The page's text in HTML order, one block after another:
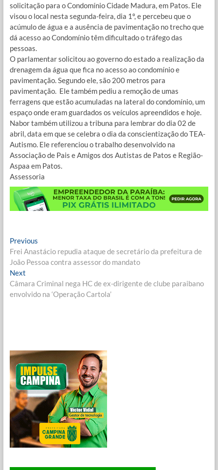
solicitação para o Condomínio Cidade Madura, em Patos. Ele
visou o local nesta segunda-feira, dia 1º, e percebeu que o
acúmulo de água e a ausência de pavimentação no trecho que
dá acesso ao Condomínio têm dificultado o tráfego das
pessoas.
O parlamentar solicitou ao governo do estado a realização da
drenagem da água que fica no acesso ao condomínio e
pavimentação. Segundo ele, são 200 metros para
pavimentação. Ele também pediu a remoção de umas
ferragens que estão acumuladas na lateral do condomínio, um
espaço onde eram guardados os veículos apreendidos e hoje.
Nabor também utilizou a tribuna para lembrar do dia 02 de
abril, data em que se celebra o dia da conscientização do TEA-
Autismo. Ele referenciou o trabalho desenvolvido na
Associação de Pais e Amigos dos Autistas de Patos e Região-
Aspaa em Patos.
Assessoria
Navegação
de
Post
PreviousPrevious
post:
Frei Anastácio repudia ataque de secretário da prefeitura de
João Pessoa contra assessor do mandato
NextNext
post:
Câmara Criminal nega HC de ex-dirigente de clube paraibano
envolvido na ‘Operação Cartola’